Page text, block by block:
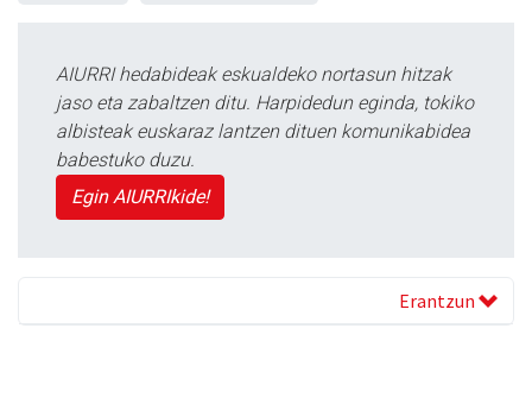
AIURRI hedabideak eskualdeko nortasun hitzak
jaso eta zabaltzen ditu. Harpidedun eginda, tokiko
albisteak euskaraz lantzen dituen komunikabidea
babestuko duzu.
Egin AIURRIkide!
Erantzun